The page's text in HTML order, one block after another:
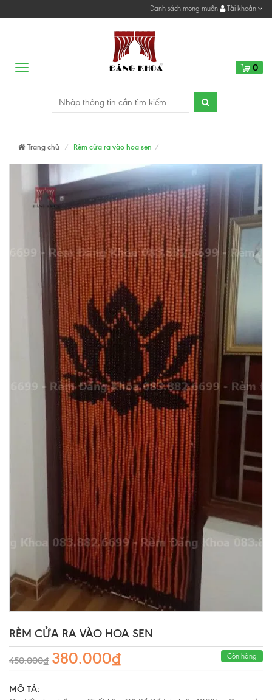
Danh sách mong muốn Tài khoản
Menu 0
Trang chủ Rèm cửa ra vào hoa sen
RÈM CỬA RA VÀO HOA SEN
450.000₫ 380.000₫ Còn hàng
MÔ TẢ: